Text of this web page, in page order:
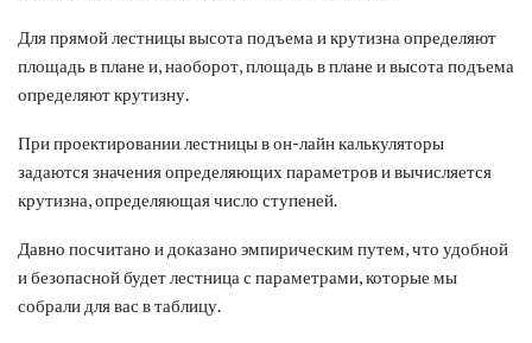
Для прямой лестницы высота подъема и крутизна определяют
площадь в плане и, наоборот, площадь в плане и высота подъема
определяют крутизну.
При проектировании лестницы в он-лайн калькуляторы
задаются значения определяющих параметров и вычисляется
крутизна, определяющая число ступеней.
Давно посчитано и доказано эмпирическим путем, что удобной
и безопасной будет лестница с параметрами, которые мы
собрали для вас в таблицу.